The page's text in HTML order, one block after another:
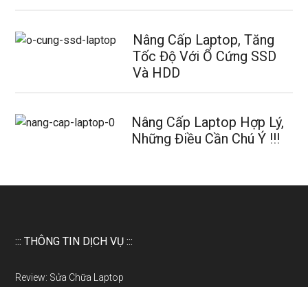
Nâng Cấp Laptop, Tăng
Tốc Độ Với Ổ Cứng SSD
Và HDD
Nâng Cấp Laptop Hợp Lý,
Những Điều Cần Chú Ý !!!
::: THÔNG TIN DỊCH VỤ :::
Review: Sửa Chữa Laptop